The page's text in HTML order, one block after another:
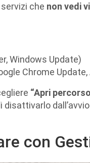
che non vedi
Windows Update)
Chrome
“Apri
con